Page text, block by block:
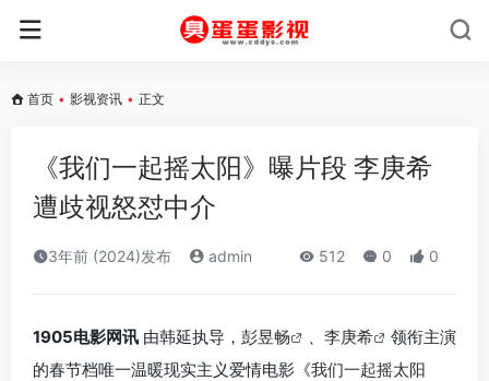
首页 • 影视资讯 • 正文
《我们一起摇太阳》曝片段 李庚希
遭歧视怒怼中介
3年前 (2024)发布 admin 512 0 0
1905电影网讯 由韩延执导， 彭昱畅 、 李庚希
领衔主演
的春节档唯一温暖现实主义爱情电影《我们一起摇太阳